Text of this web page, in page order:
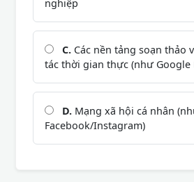
nghiệp
C. Các nền tảng soạn thảo
tác thời gian thực (như Google
D. Mạng xã hội cá nhân
Facebook/Instagram)